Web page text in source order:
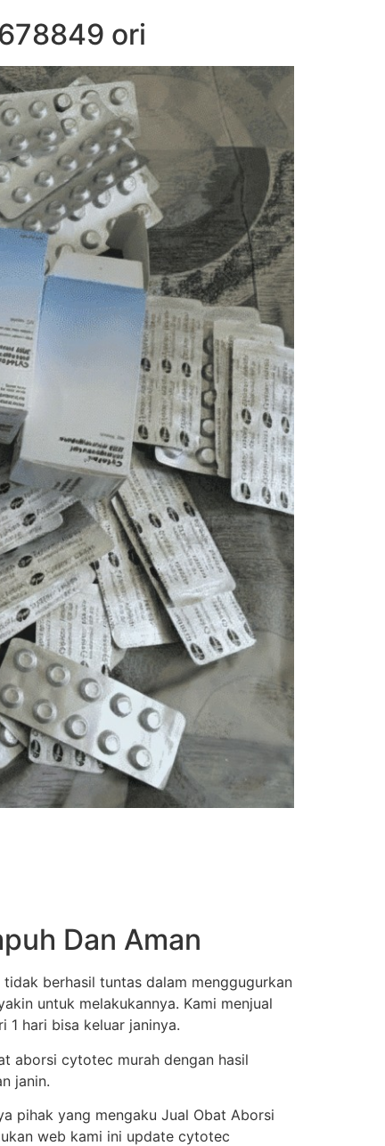
ori
Dan Aman
berhasil tuntas dalam menggugurkan
untuk melakukannya. Kami menjual
1 hari bisa keluar janinya.
aborsi cytotec murah dengan hasil
janin.
pihak yang mengaku Jual Obat Aborsi
web kami ini update cytotec